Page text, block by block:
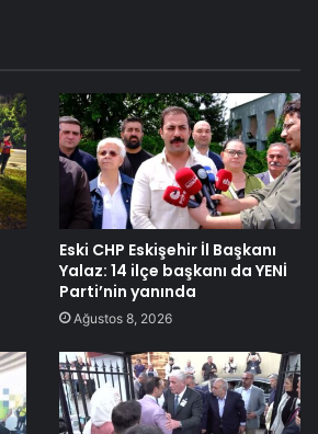
Eski CHP Eskişehir İl Başkanı
Yalaz: 14 ilçe başkanı da YENİ
Parti’nin yanında
Ağustos 8, 2026